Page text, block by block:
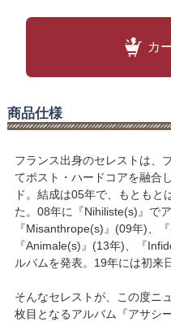
カ
商品仕様
フランス出身のセレストは、
てポスト・ハードコアを融合
ド。結成は05年で、もともと
た。08年に『Nihiliste(s)』で
『Misanthrope(s)』(09年)、
『Animale(s)』(13年)、『
ルバムを発表。19年には初来
そんなセレストが、この度ニ
枚目となるアルバム『アサシ